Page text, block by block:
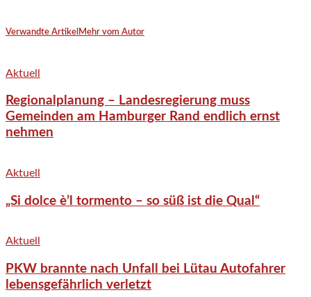
Verwandte Artikel Mehr vom Autor
Aktuell
Regionalplanung – Landesregierung muss
Gemeinden am Hamburger Rand endlich ernst
nehmen
Aktuell
„Si dolce è’l tormento – so süß ist die Qual“
Aktuell
PKW brannte nach Unfall bei Lütau Autofahrer
lebensgefährlich verletzt